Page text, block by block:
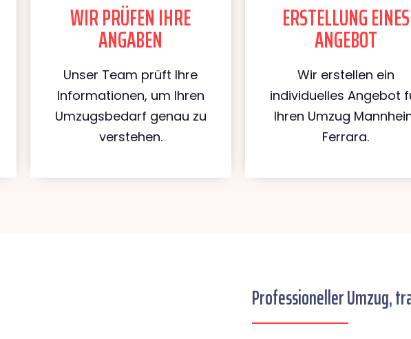
WIR PRÜFEN IHRE
ANGABEN
Unser Team prüft Ihre
Informationen, um Ihren
Umzugsbedarf genau zu
verstehen.
ERSTELLUNG EINES
ANGEBOT
Wir erstellen ein
individuelles Angebot
Ihren Umzug
Ferrara.
Professioneller Umzug,